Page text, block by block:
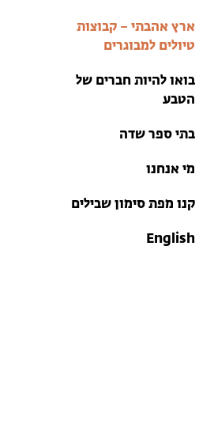
ארץ אהבתי – קבוצות
טיולים למבוגרים
בואו להיות חברים של
הטבע
בתי ספר שדה
מי אנחנו
קנו מפת סימון שבילים
English